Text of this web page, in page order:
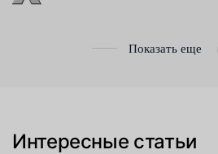
Показать еще
Интересные статьи